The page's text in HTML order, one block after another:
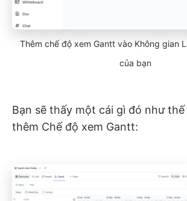
Thêm chế độ xem Gantt vào Không gian
của bạn
Bạn sẽ thấy một cái gì đó như thế
thêm Chế độ xem Gantt: